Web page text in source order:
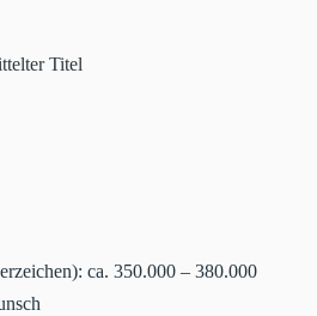
ca. 350.000 – 380.000